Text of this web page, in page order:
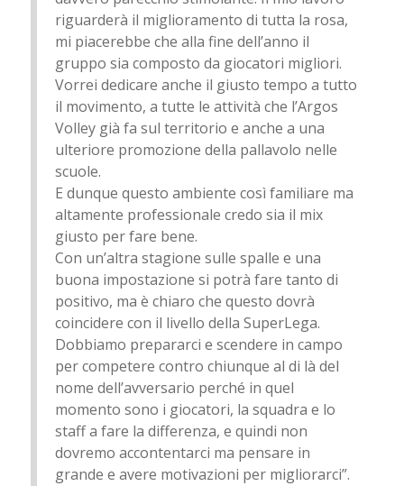
riguarderà il miglioramento di tutta la rosa,
mi piacerebbe che alla fine dell’anno il
gruppo sia composto da giocatori migliori.
Vorrei dedicare anche il giusto tempo a tutto
il movimento, a tutte le attività che l’Argos
Volley già fa sul territorio e anche a una
ulteriore promozione della pallavolo nelle
scuole.
E dunque questo ambiente così familiare ma
altamente professionale credo sia il mix
giusto per fare bene.
Con un’altra stagione sulle spalle e una
buona impostazione si potrà fare tanto di
positivo, ma è chiaro che questo dovrà
coincidere con il livello della SuperLega.
Dobbiamo prepararci e scendere in campo
per competere contro chiunque al di là del
nome dell’avversario perché in quel
momento sono i giocatori, la squadra e lo
staff a fare la differenza, e quindi non
dovremo accontentarci ma pensare in
grande e avere motivazioni per migliorarci”.